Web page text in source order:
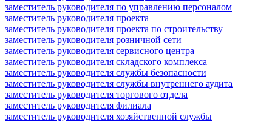
заместитель руководителя по управлению персоналом
заместитель руководителя проекта
заместитель руководителя проекта по строительству
заместитель руководителя розничной сети
заместитель руководителя сервисного центра
заместитель руководителя складского комплекса
заместитель руководителя службы безопасности
заместитель руководителя службы внутреннего аудита
заместитель руководителя торгового отдела
заместитель руководителя филиала
заместитель руководителя хозяйственной службы